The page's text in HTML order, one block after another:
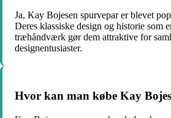
Ja, Kay Bojesen spurvepar er blevet
Deres klassiske design og historie som
træhåndværk gør dem attraktive for
designentusiaster.
Hvor kan man købe Kay